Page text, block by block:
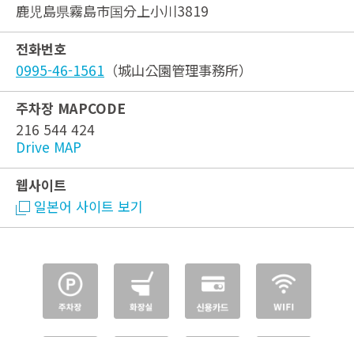
鹿児島県霧島市国分上小川3819
전화번호
0995-46-1561 （城山公園管理事務所）
주차장 MAPCODE
216 544 424
Drive MAP
웹사이트
일본어 사이트 보기